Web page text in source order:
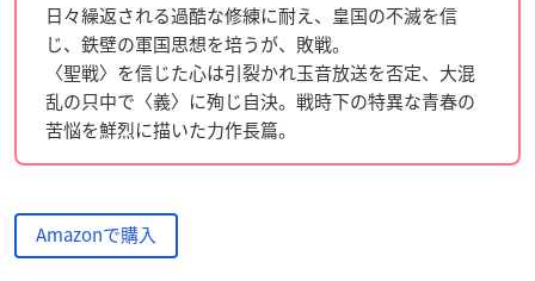
日々繰返される過酷な修練に耐え、皇国の不滅を信
じ、鉄壁の軍国思想を培うが、敗戦。
〈聖戦〉を信じた心は引裂かれ玉音放送を否定、大混
乱の只中で〈義〉に殉じ自決。戦時下の特異な青春の
苦悩を鮮烈に描いた力作長篇。
Amazonで購入